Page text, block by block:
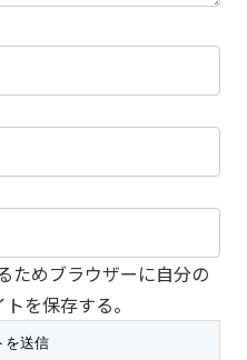
ためブラウザーに自分の
を保存する。